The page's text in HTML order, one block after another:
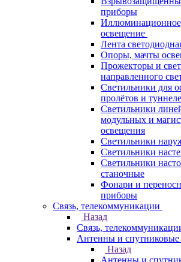
приборы
освещение
Лента
Опоры, мачты
Прожекторы и
направленного
Светильники для
пролётов и
Светильники
модульных и
освещения
Светильники
Светильники
Светильники
станочные
Фонари и
приборы
Связь, телекоммуникации
Назад
Связь,
Антенны и спутниковые
Назад
Антенны и